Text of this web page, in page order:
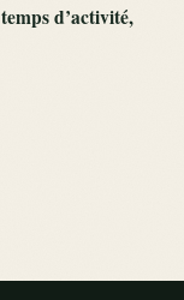
d’activité,